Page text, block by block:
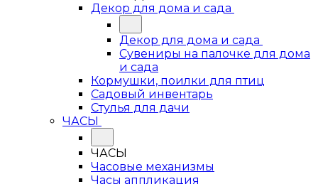
Декор для дома и сада
Декор для дома и сада
Сувениры на палочке для дома
и сада
Кормушки, поилки для птиц
Садовый инвентарь
Стулья для дачи
ЧАСЫ
ЧАСЫ
Часовые механизмы
Часы аппликация